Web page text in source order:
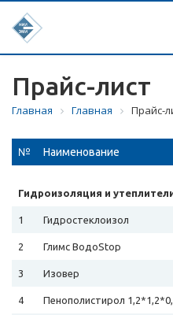
Прайс-лист
Главная Главная Прайс-
№ Наименование
Гидроизоляция и
1 Гидростеклоизол
2 Глимс ВодоStop
3 Изовер
4 Пенополистирол